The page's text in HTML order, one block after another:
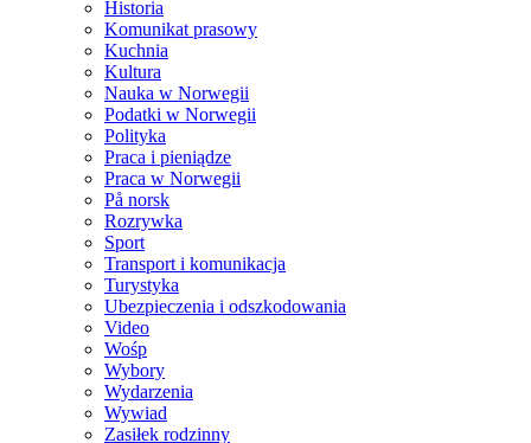
Historia
Komunikat prasowy
Kuchnia
Kultura
Nauka w Norwegii
Podatki w Norwegii
Polityka
Praca i pieniądze
Praca w Norwegii
På norsk
Rozrywka
Sport
Transport i komunikacja
Turystyka
Ubezpieczenia i odszkodowania
Video
Wośp
Wybory
Wydarzenia
Wywiad
Zasiłek rodzinny